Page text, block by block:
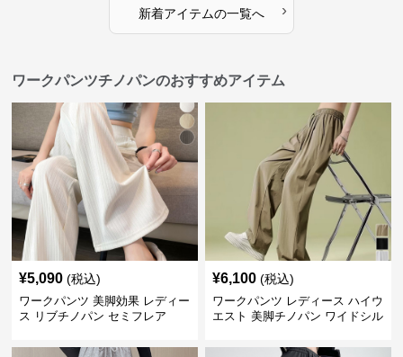
新着アイテムの一覧へ ›
ワークパンツチノパンのおすすめアイテム
¥5,090 (税込)
ワークパンツ 美脚効果 レディー
ス リブチノパン セミフレア
¥6,100 (税込)
ワークパンツ レディース ハイウ
エスト 美脚チノパン ワイドシル